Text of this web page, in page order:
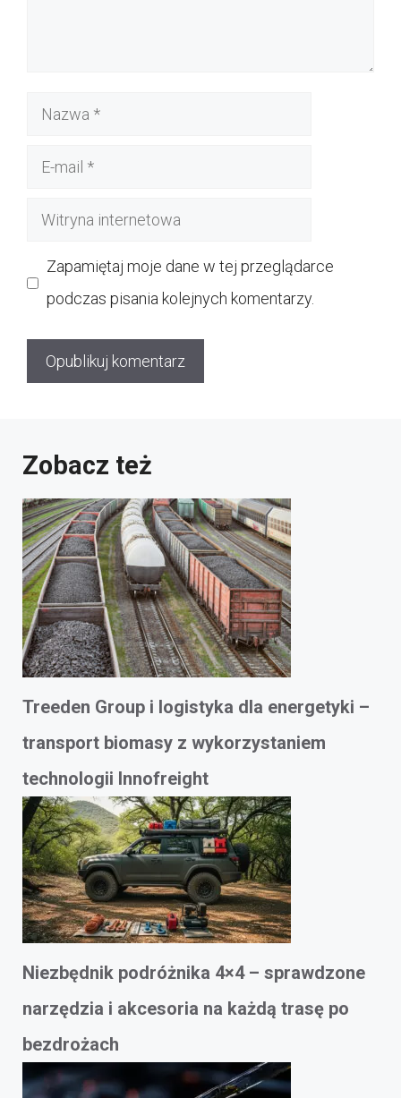
Nazwa
Witryna
Zapamiętaj moje dane w tej przeglądarce
podczas pisania kolejnych komentarzy.
Zobacz też
Treeden Group i logistyka dla energetyki –
transport biomasy z wykorzystaniem
technologii Innofreight
Niezbędnik podróżnika 4×4 – sprawdzone
narzędzia i akcesoria na każdą trasę po
bezdrożach